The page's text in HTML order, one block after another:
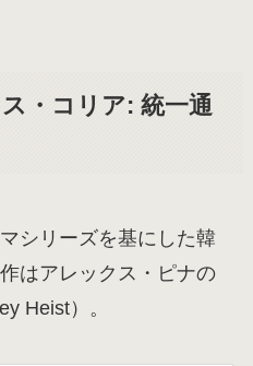
ス・コリア: 統一通
シリーズを基にした韓
はアレックス・ピナの
Heist）。